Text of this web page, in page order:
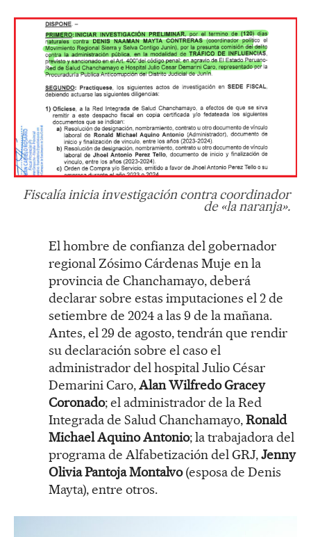
Fiscalía inicia investigación contra coordinador
de «la naranja».
El hombre de confianza del gobernador
regional Zósimo Cárdenas Muje en la
provincia de Chanchamayo, deberá
declarar sobre estas imputaciones el 2 de
setiembre de 2024 a las 9 de la mañana.
Antes, el 29 de agosto, tendrán que rendir
su declaración sobre el caso el
administrador del hospital Julio César
Demarini Caro,Alan Wilfredo Gracey
Coronado; el administrador de la Red
Integrada de Salud Chanchamayo,Ronald
Michael Aquino Antonio; la trabajadora del
programa de Alfabetización del GRJ,Jenny
Olivia Pantoja Montalvo(esposa de Denis
Mayta), entre otros.